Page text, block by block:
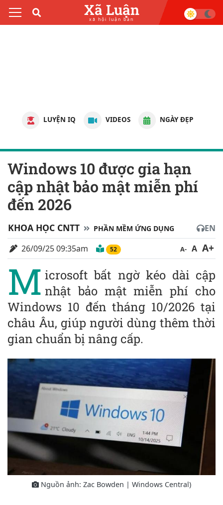
Xã Luận
xã hội luận bàn
LUYỆN IQ VIDEOS NGÀY ĐẸP
Windows 10 được gia hạn
cập nhật bảo mật miễn phí
đến 2026
KHOA HỌC CNTT PHẦN MỀM ỨNG DỤNG
EN
26/09/25 09:35am
52 A- A A+
M icrosoft bất ngờ kéo dài cập
nhật bảo mật miễn phí cho
Windows 10 đến tháng 10/2026 tại
châu Âu, giúp người dùng thêm thời
gian chuẩn bị nâng cấp.
Nguồn ảnh: Zac Bowden | Windows Central)